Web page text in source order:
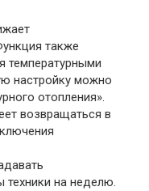
также
температурными
настройку можно
отопления».
возвращаться в
техники на неделю.